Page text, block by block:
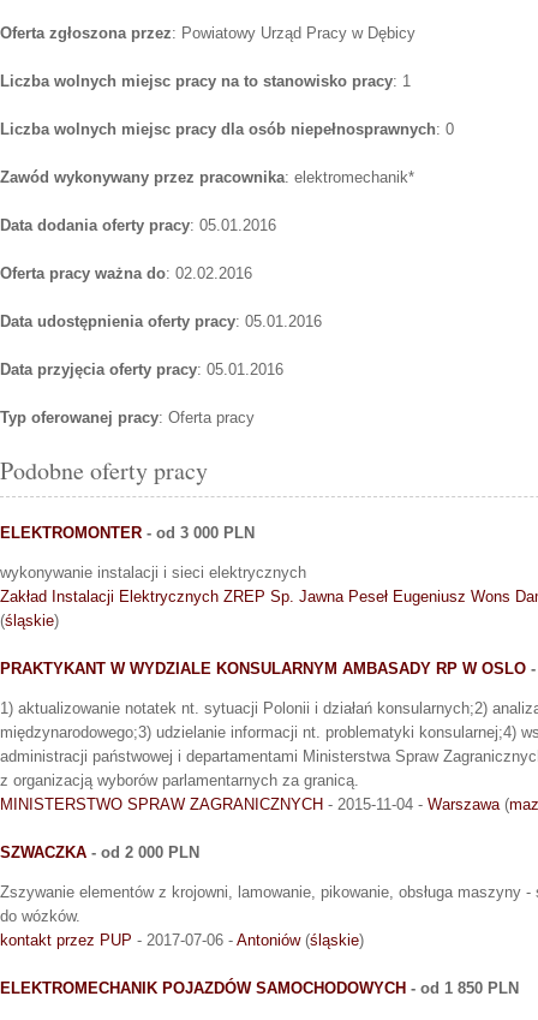
Oferta zgłoszona przez: Powiatowy Urząd Pracy w Dębicy
Liczba wolnych miejsc pracy na to stanowisko pracy: 1
Liczba wolnych miejsc pracy dla osób niepełnosprawnych: 0
Zawód wykonywany przez pracownika: elektromechanik*
Data dodania oferty pracy: 05.01.2016
Oferta pracy ważna do: 02.02.2016
Data udostępnienia oferty pracy: 05.01.2016
Data przyjęcia oferty pracy: 05.01.2016
Typ oferowanej pracy: Oferta pracy
Podobne oferty pracy
ELEKTROMONTER - od 3 000 PLN
wykonywanie instalacji i sieci elektrycznych
Zakład Instalacji Elektrycznych ZREP Sp. Jawna Peseł Eugeniusz Wons
(śląskie)
PRAKTYKANT W WYDZIALE KONSULARNYM AMBASADY RP W OSLO
1) aktualizowanie notatek nt. sytuacji Polonii i działań konsularnych;2)
międzynarodowego;3) udzielanie informacji nt. problematyki konsularnej;4)
administracji państwowej i departamentami Ministerstwa Spraw
z organizacją wyborów parlamentarnych za granicą.
MINISTERSTWO SPRAW ZAGRANICZNYCH - 2015-11-04 - Warszawa(
SZWACZKA - od 2 000 PLN
Zszywanie elementów z krojowni, lamowanie, pikowanie, obsługa maszyny
do wózków.
kontakt przez PUP - 2017-07-06 - Antoniów(śląskie)
ELEKTROMECHANIK POJAZDÓW SAMOCHODOWYCH - od 1 850 PLN